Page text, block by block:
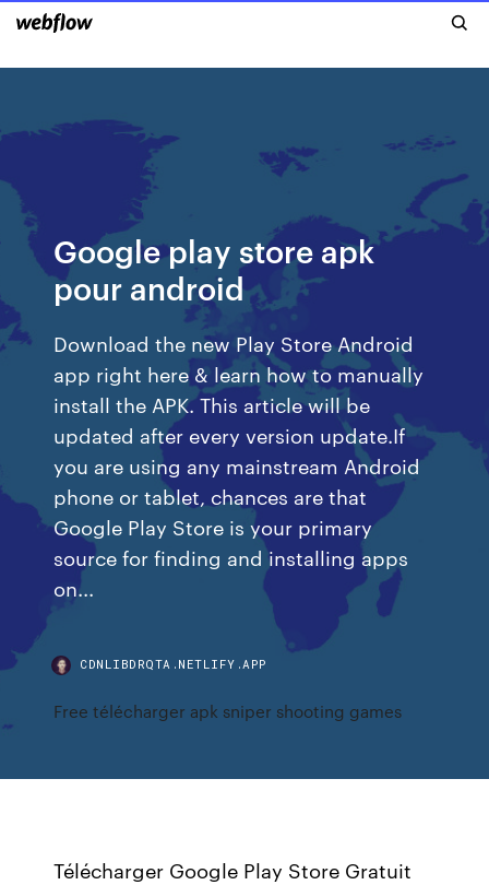
Google play store apk
pour android
Download the new Play Store Android
app right here & learn how to manually
install the APK. This article will be
updated after every version update.If
you are using any mainstream Android
phone or tablet, chances are that
Google Play Store is your primary
source for finding and installing apps
on...
CDNLIBDRQTA.NETLIFY.APP
Free télécharger apk sniper shooting games
Télécharger Google Play Store Gratuit